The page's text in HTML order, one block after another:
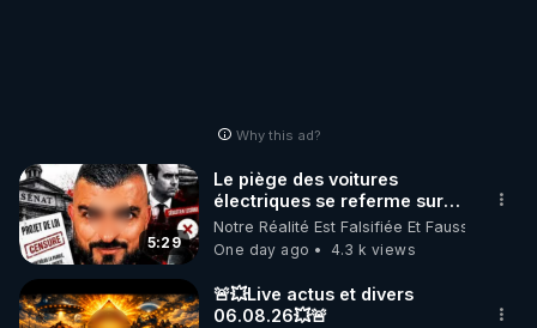
Why this ad?
5:29
Le piège des voitures
électriques se referme sur
les usagers !
Notre Réalité Est Falsifiée Et Fausse
One day ago
4.3 k views
🚨💥Live actus et divers
06.08.26💥🚨